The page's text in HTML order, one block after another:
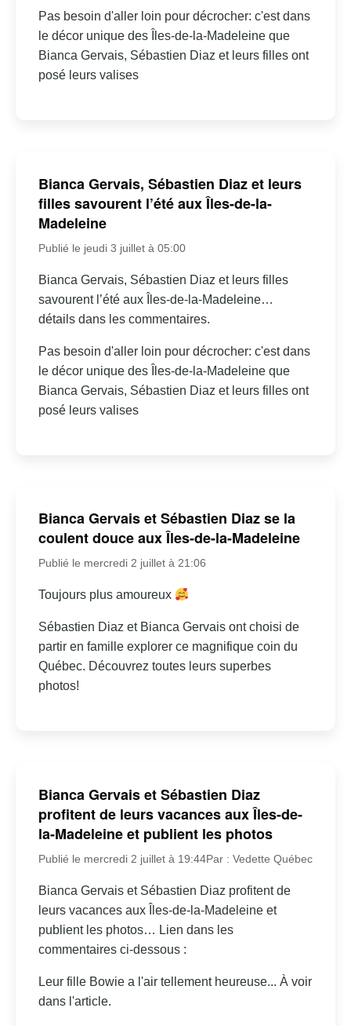
Pas besoin d'aller loin pour décrocher: c'est dans
le décor unique des Îles-de-la-Madeleine que
Bianca Gervais, Sébastien Diaz et leurs filles ont
posé leurs valises
Bianca Gervais, Sébastien Diaz et leurs
filles savourent l’été aux Îles-de-la-
Madeleine
Publié le jeudi 3 juillet à 05:00
Bianca Gervais, Sébastien Diaz et leurs filles
savourent l’été aux Îles-de-la-Madeleine…
détails dans les commentaires.
Pas besoin d'aller loin pour décrocher: c'est dans
le décor unique des Îles-de-la-Madeleine que
Bianca Gervais, Sébastien Diaz et leurs filles ont
posé leurs valises
Bianca Gervais et Sébastien Diaz se la
coulent douce aux Îles-de-la-Madeleine
Publié le mercredi 2 juillet à 21:06
Toujours plus amoureux
Sébastien Diaz et Bianca Gervais ont choisi de
partir en famille explorer ce magnifique coin du
Québec. Découvrez toutes leurs superbes
photos!
Bianca Gervais et Sébastien Diaz
profitent de leurs vacances aux Îles-de-
la-Madeleine et publient les photos
Publié le mercredi 2 juillet à 19:44Par : Vedette Québec
Bianca Gervais et Sébastien Diaz profitent de
leurs vacances aux Îles-de-la-Madeleine et
publient les photos… Lien dans les
commentaires ci-dessous :
Leur fille Bowie a l'air tellement heureuse... À voir
dans l'article.